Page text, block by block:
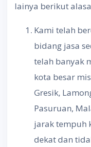
lainya berikut
Kami telah
bidang jasa
telah banyak
kota besar
Gresik,
Pasuruan,
jarak tempuh
dekat dan